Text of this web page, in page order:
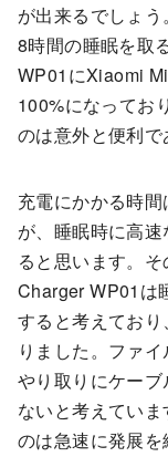
が出来るでしょ
8時間の睡眠を取
WP01にXiaomi
100%になってお
のは意外と便利で
充電にかかる時
が、睡眠時に高
ると思います。
Charger WP01は
すると考えてお
りました。ファ
やり取りにケー
ないと考えてい
のは急速に発展